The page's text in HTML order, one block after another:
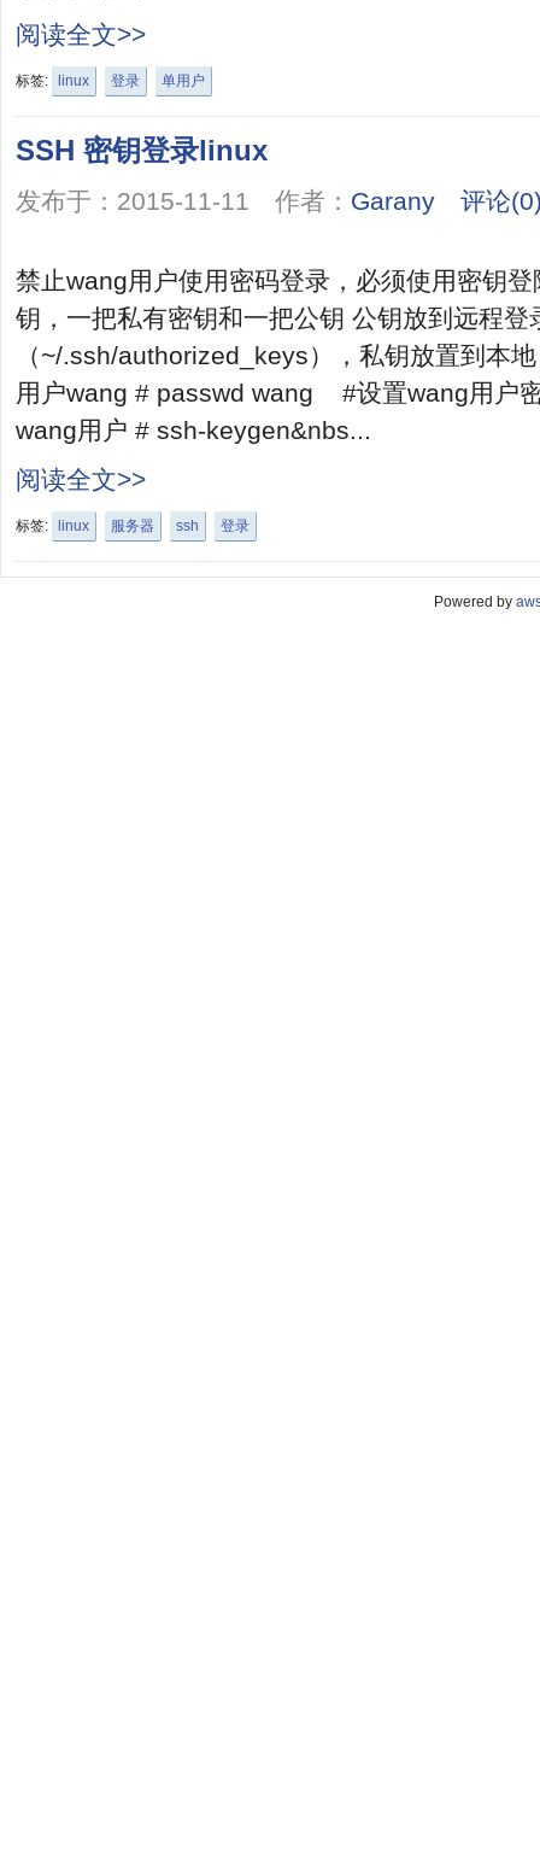
阅读全文>>
标签: linux 登录 单用户
SSH 密钥登录linux
发布于：2015-11-11 作者： Garany 评论
禁止wang用户使用密码登录，必须使用密钥
钥，一把私有密钥和一把公钥 公钥放到远程登
（~/.ssh/authorized_keys），私钥放置到
用户wang # passwd wang #设置wang用户
wang用户 # ssh-keygen&nbs...
阅读全文>>
标签: linux 服务器 ssh 登录
Powered by